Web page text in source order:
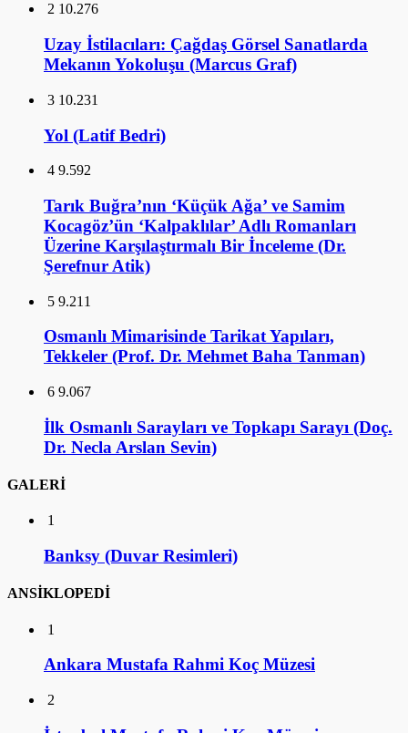
2 10.276
Uzay İstilacıları: Çağdaş Görsel Sanatlarda
Mekanın Yokoluşu (Marcus Graf)
3 10.231
Yol (Latif Bedri)
4 9.592
Tarık Buğra’nın ‘Küçük Ağa’ ve Samim
Kocagöz’ün ‘Kalpaklılar’ Adlı Romanları
Üzerine Karşılaştırmalı Bir İnceleme (Dr.
Şerefnur Atik)
5 9.211
Osmanlı Mimarisinde Tarikat Yapıları,
Tekkeler (Prof. Dr. Mehmet Baha Tanman)
6 9.067
İlk Osmanlı Sarayları ve Topkapı Sarayı (Doç.
Dr. Necla Arslan Sevin)
GALERİ
1
Banksy (Duvar Resimleri)
ANSİKLOPEDİ
1
Ankara Mustafa Rahmi Koç Müzesi
2